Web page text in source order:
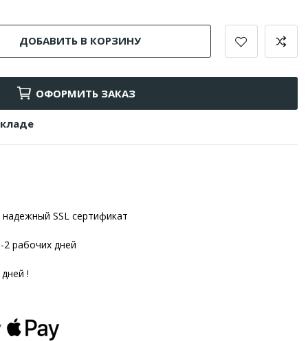
ДОБАВИТЬ В КОРЗИНУ
ОФОРМИТЬ ЗАКАЗ
надежный SSL сертификат
2 рабочих дней
!